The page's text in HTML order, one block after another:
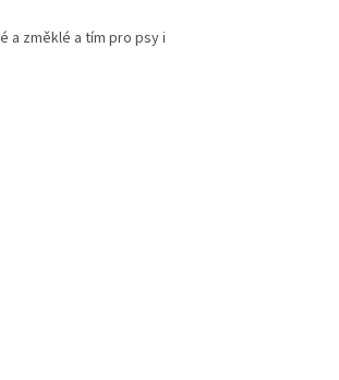
a změklé a tím pro psy i